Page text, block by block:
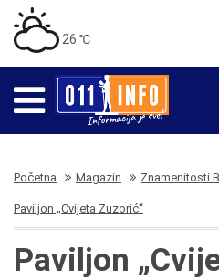
26 ℃
Početna Magazin Znamenitosti
Paviljon „Cvijeta Zuzorić“
Paviljon